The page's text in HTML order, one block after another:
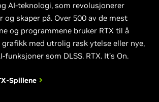
AI-teknologi, som revolusjonerer
og skaper på. Over 500 av de mest
og programmene bruker RTX til å
med utrolig rask ytelse eller nye,
funksjoner som DLSS. RTX. It’s On.
Spillene